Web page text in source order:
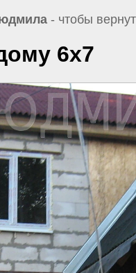
- чтобы
6х7